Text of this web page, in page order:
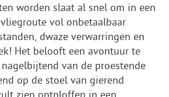
worden slaat al snel om in een
vol onbetaalbaar
dwaze verwarringen en
Het belooft een avontuur te
van de proestende
op de stoel van gierend